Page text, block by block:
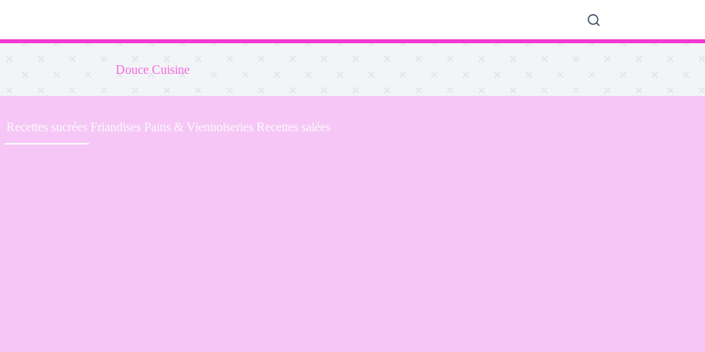
Douce Cuisine
Recettes sucrées Friandises Pains & Viennoiseries Recettes salées